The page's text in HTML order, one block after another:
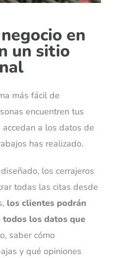
en
un sitio
más fácil de
encuentren tus
a los datos de
has realizado.
los cerrajeros
todas las citas desde
los clientes podrán
los datos que
saber cómo
y qué opiniones